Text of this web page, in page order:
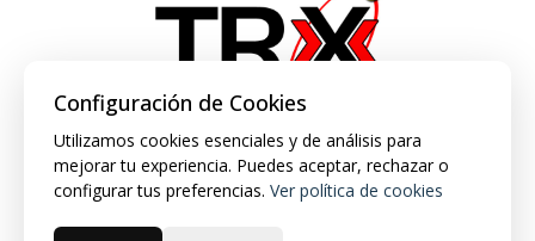
Configuración de Cookies
Utilizamos cookies esenciales y de análisis para
mejorar tu experiencia. Puedes aceptar, rechazar o
configurar tus preferencias. Ver política de cookies